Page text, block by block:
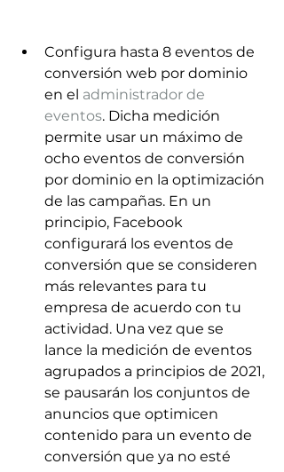
Configura hasta 8 eventos de
conversión web por dominio
en el administrador de
eventos. Dicha medición
permite usar un máximo de
ocho eventos de conversión
por dominio en la optimización
de las campañas. En un
principio, Facebook
configurará los eventos de
conversión que se consideren
más relevantes para tu
empresa de acuerdo con tu
actividad. Una vez que se
lance la medición de eventos
agrupados a principios de 2021,
se pausarán los conjuntos de
anuncios que optimicen
contenido para un evento de
conversión que ya no esté